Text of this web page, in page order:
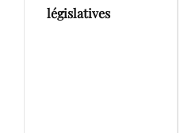
législatives